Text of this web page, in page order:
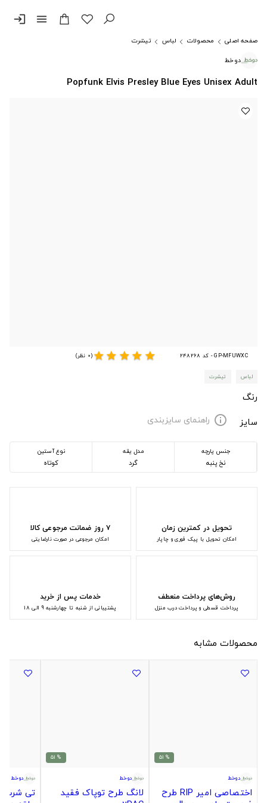
menu
login
صفحه اصلی محصولات لباس
تیشرت
دوخط
Popfunk Elvis Presley Blue Eyes Unisex Adult
GP-MFUWXC - کد 248268 star
star
star
star
star(0 نظر)
لباس تیشرت
رنگ
سایز
info راهنمای سایزبندی
جنس پارچه
نخ پنبه
مدل یقه
گرد
نوع آستین
کوتاه
تحویل در کمترین زمان
امکان تحویل با پیک فوری و چاپار
۷ روز ضمانت مرجوعی کالا
امکان مرجوعی در صورت نارضایتی
روش‌های پرداخت منعطف
پرداخت قسطی و پرداخت درب منزل
خدمات پس از خرید
پشتیبانی از شنبه تا چهارشنبه 9 الی 18
محصولات مشابه
% 51
دوخط
اختصاصی امیر RIP طرح
% 51
دوخط
لانگ طرح توپاک فقید
دوخط
تی شرت